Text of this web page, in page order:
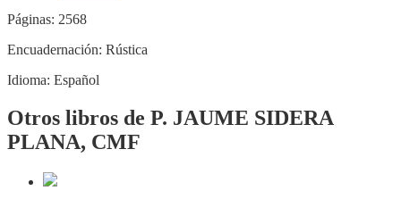
Páginas: 2568
Encuadernación: Rústica
Idioma: Español
Otros libros de P. JAUME SIDERA
PLANA, CMF